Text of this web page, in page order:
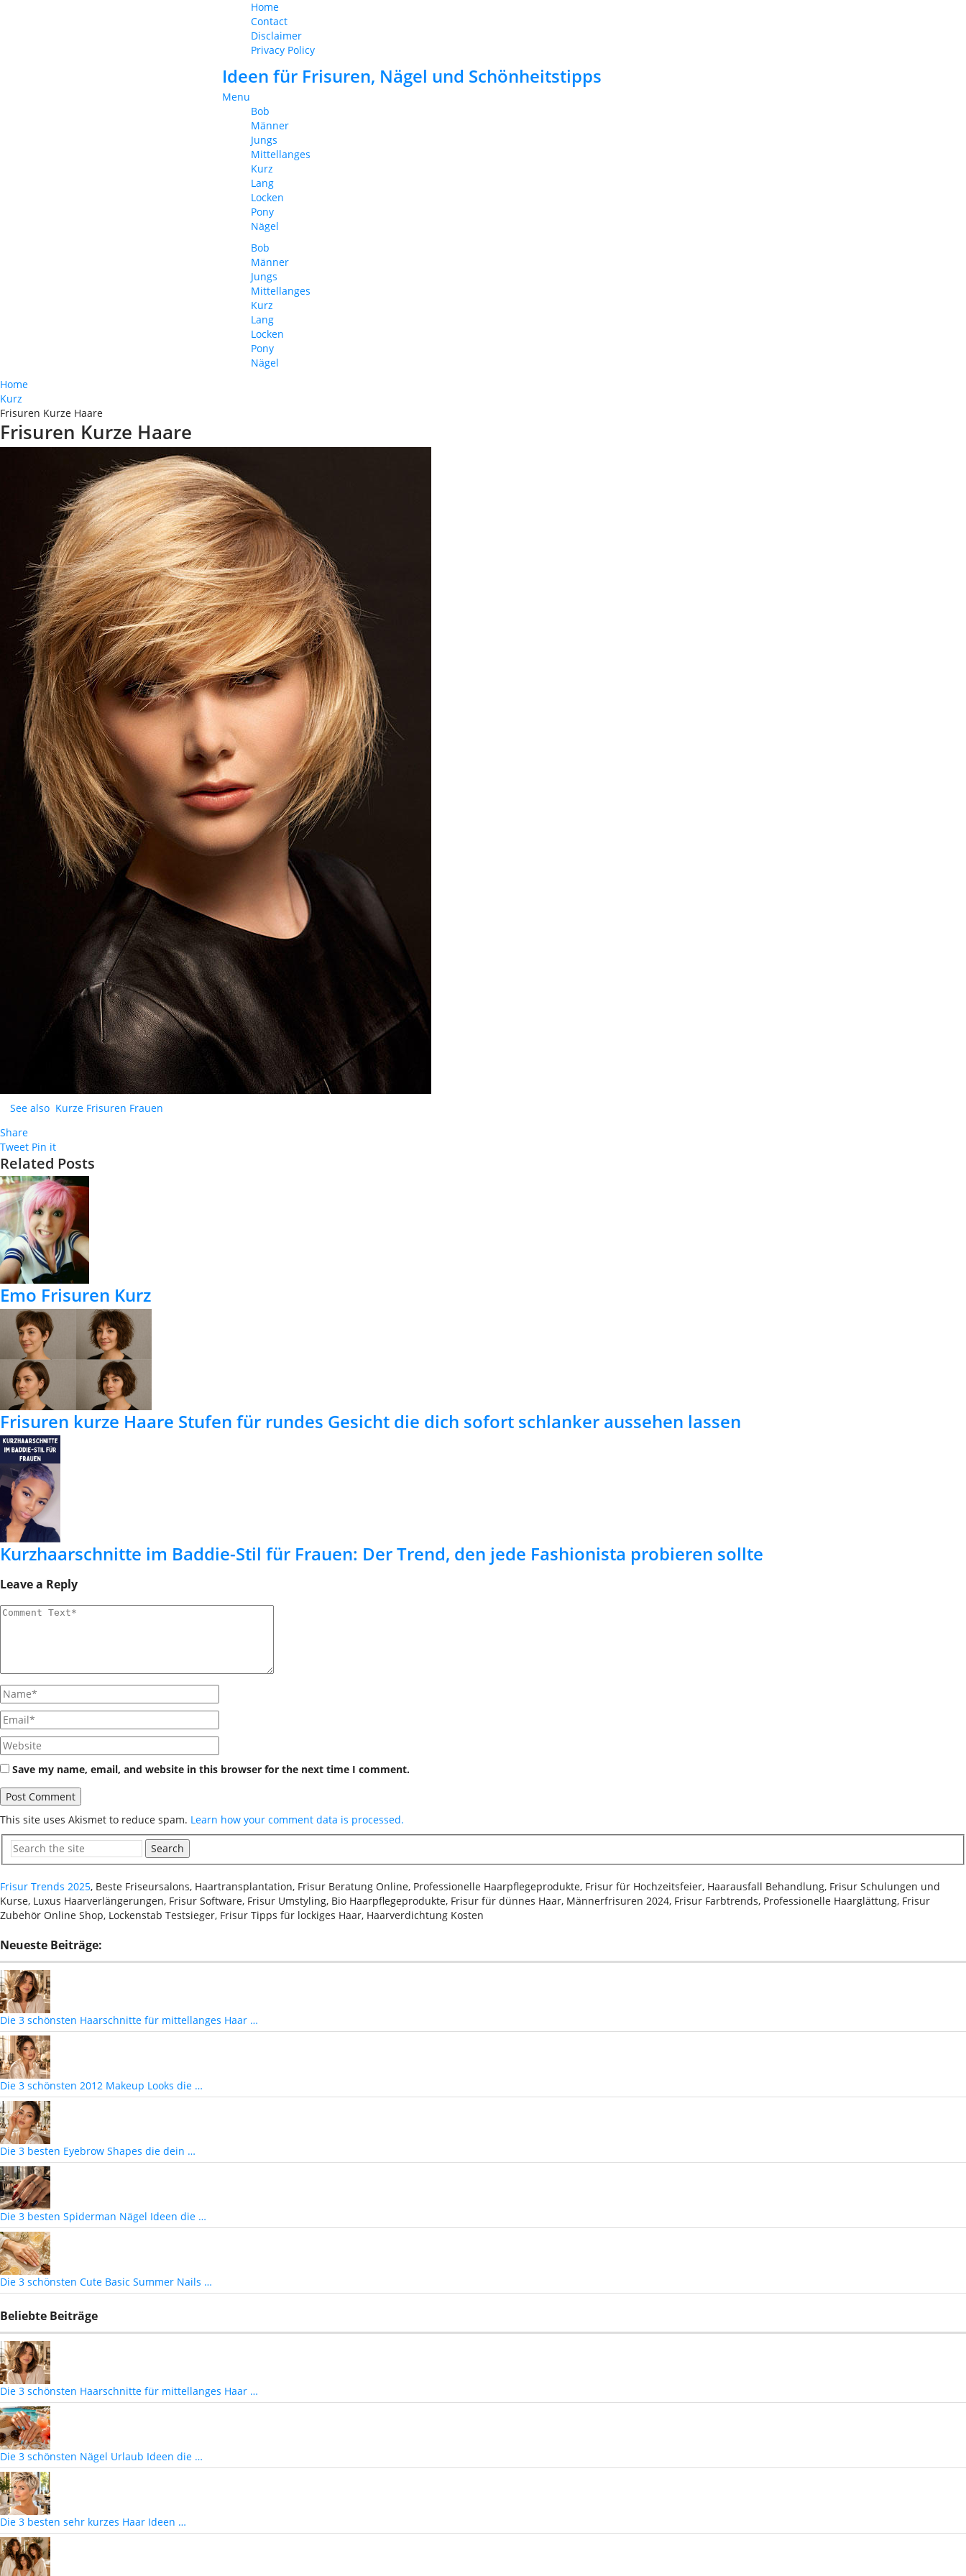
Home
Contact
Disclaimer
Privacy Policy
Ideen für Frisuren, Nägel und Schönheitstipps
Menu
Bob
Männer
Jungs
Mittellanges
Kurz
Lang
Locken
Pony
Nägel
Bob
Männer
Jungs
Mittellanges
Kurz
Lang
Locken
Pony
Nägel
Home
Kurz
Frisuren Kurze Haare
Frisuren Kurze Haare
See also Kurze Frisuren Frauen
Share
Tweet Pin it
Related Posts
Emo Frisuren Kurz
Frisuren kurze Haare Stufen für rundes Gesicht die dich sofort schlanker aussehen lassen
Kurzhaarschnitte im Baddie-Stil für Frauen: Der Trend, den jede Fashionista probieren sollte
Leave a Reply
Save my name, email, and website in this browser for the next time I comment.
This site uses Akismet to reduce spam. Learn how your comment data is processed.
Search
Frisur Trends 2025, Beste Friseursalons, Haartransplantation, Frisur Beratung Online, Professionelle Haarpflegeprodukte, Frisur für Hochzeitsfeier, Haarausfall Behandlung, Frisur Schulungen und
Kurse, Luxus Haarverlängerungen, Frisur Software, Frisur Umstyling, Bio Haarpflegeprodukte, Frisur für dünnes Haar, Männerfrisuren 2024, Frisur Farbtrends, Professionelle Haarglättung, Frisur
Zubehör Online Shop, Lockenstab Testsieger, Frisur Tipps für lockiges Haar, Haarverdichtung Kosten
Neueste Beiträge:
Die 3 schönsten Haarschnitte für mittellanges Haar …
Die 3 schönsten 2012 Makeup Looks die …
Die 3 besten Eyebrow Shapes die dein …
Die 3 besten Spiderman Nägel Ideen die …
Die 3 schönsten Cute Basic Summer Nails …
Beliebte Beiträge
Die 3 schönsten Haarschnitte für mittellanges Haar …
Die 3 schönsten Nägel Urlaub Ideen die …
Die 3 besten sehr kurzes Haar Ideen …